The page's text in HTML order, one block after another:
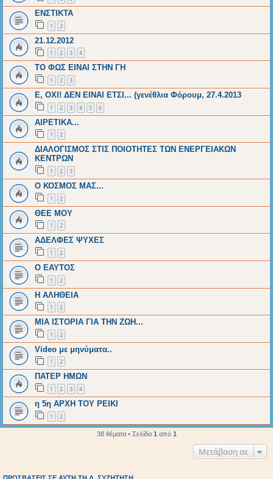
ΕΝΣΤΙΚΤΑ
1 2
21.12.2012
1 2 3 4
ΤΟ ΦΩΣ ΕΙΝΑΙ ΣΤΗΝ ΓΗ
1 2 3
Ε, ΟΧΙ! ΔΕΝ ΕΙΝΑΙ ΕΤΣΙ... (γενέθλια Φόρουμ, 27.4.2013
1 2 3 4 5 6
ΑΙΡΕΤΙΚΑ...
1 2
ΔΙΑΛΟΓΙΣΜΟΣ ΣΤΙΣ ΠΟΙΟΤΗΤΕΣ ΤΩΝ ΕΝΕΡΓΕΙΑΚΩΝ
ΚΕΝΤΡΩΝ
1 2 3
Ο ΚΟΣΜΟΣ ΜΑΣ...
1 2
ΘΕΕ ΜΟΥ
1 2
ΑΔΕΛΦΕΣ ΨΥΧΕΣ
1 2
O EAYTOΣ
1 2
Η ΑΛΗΘΕΙΑ
1 2
ΜΙΑ ΙΣΤΟΡΙΑ ΓΙΑ ΤΗΝ ΖΩΗ...
1 2
Video με μηνύματα..
1 2
ΠΑΤΕΡ ΗΜΩΝ
1 2 3 4
η 5η ΑΡΧΗ ΤΟΥ ΡΕΙΚΙ
1 2
38 θέματα • Σελίδα 1 από 1
Μετάβαση σε